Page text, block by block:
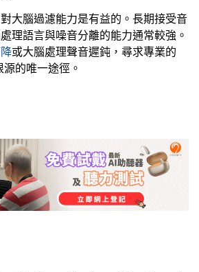
大腦過濾能力是有益的。長期接受音
理語言與噪音分離的能力通常較強。
或大腦處理聲音遲鈍，尋求專業的
的唯一途徑。